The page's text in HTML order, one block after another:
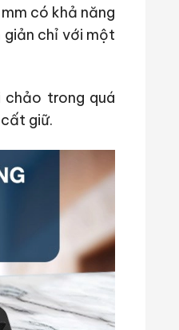
có khả năng
giản chỉ với một
chảo trong quá
giữ.